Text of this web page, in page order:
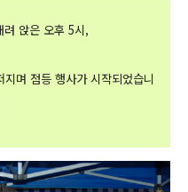
려 앉은 오후 5시,
며 점등 행사가 시작되었습니